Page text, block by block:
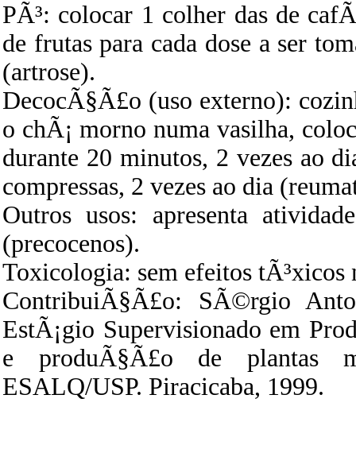
PÃ³: colocar 1 colher das de
de frutas para cada dose a ser
(artrose).
DecocÃ§Ã£o (uso externo):
o chÃ¡ morno numa vasilha,
durante 20 minutos, 2 vezes ao
compressas, 2 vezes ao dia
Outros usos: apresenta
(precocenos).
Toxicologia: sem efeitos tÃ³xicos
ContribuiÃ§Ã£o: SÃ©rgio
EstÃ¡gio Supervisionado em
e produÃ§Ã£o de plantas
ESALQ/USP. Piracicaba, 1999.